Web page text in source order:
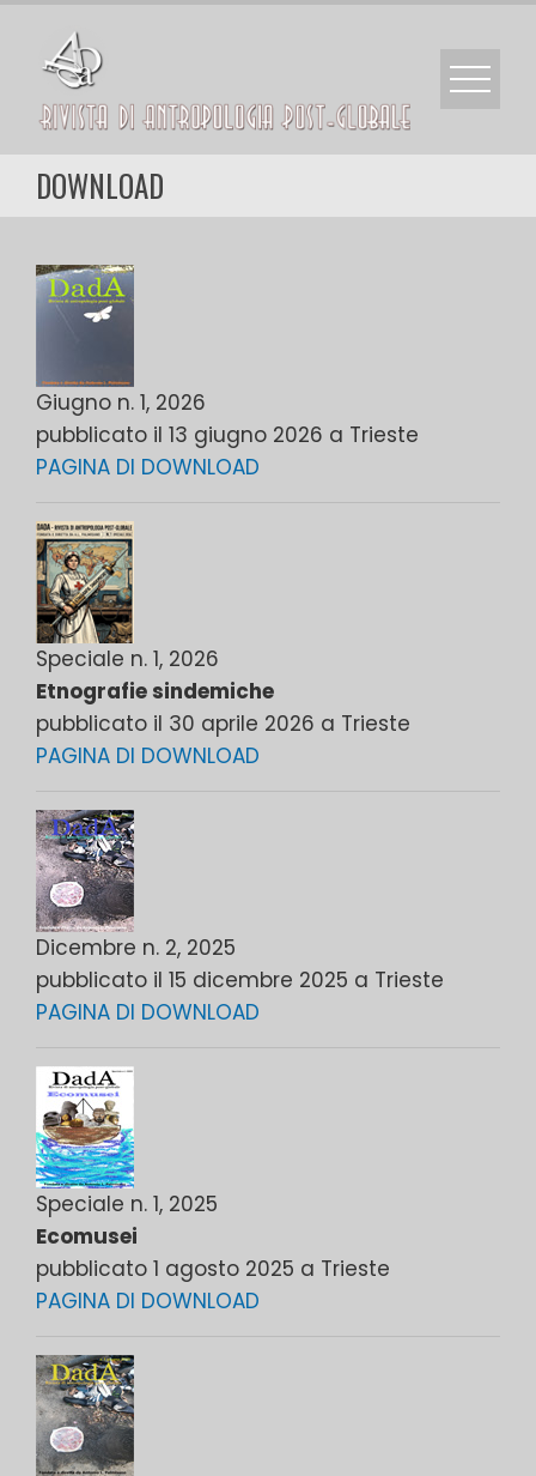
content
DOWNLOAD
Giugno n. 1, 2026
pubblicato il 13 giugno 2026 a Trieste
PAGINA DI DOWNLOAD
Speciale n. 1, 2026
Etnografie sindemiche
pubblicato il 30 aprile 2026 a Trieste
PAGINA DI DOWNLOAD
Dicembre n. 2, 2025
pubblicato il 15 dicembre 2025 a Trieste
PAGINA DI DOWNLOAD
Speciale n. 1, 2025
Ecomusei
pubblicato 1 agosto 2025 a Trieste
PAGINA DI DOWNLOAD